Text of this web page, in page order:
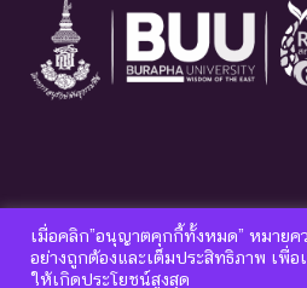
ย้อนกลับ Taxonomic ลัก
เมื่อคลิก”อนุญาตคุกกี้ทั้งหมด” หมายค
อย่างถูกต้องและเต็มประสิทธิภาพ เพื่
ให้เกิดประโยชน์สูงสุด